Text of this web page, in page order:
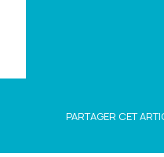
PARTAGER CET